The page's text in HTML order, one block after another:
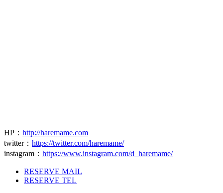
HP ： http://haremame.com
twitter： https://twitter.com/haremame/
instagram ： https://www.instagram.com/d_haremame/
RESERVE MAIL
RESERVE TEL